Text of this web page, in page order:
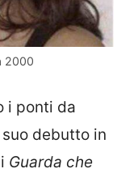
2000
i ponti da
debutto in
Guarda che